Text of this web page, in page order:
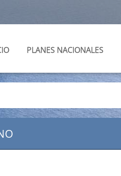
PLANES NACIONALES